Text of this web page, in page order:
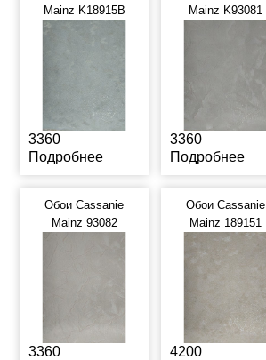
Mainz K18915B
3360
Подробнее
Mainz K93081
3360
Подробнее
Обои Cassanie
Mainz 93082
3360
Обои Cassanie
Mainz 189151
4200